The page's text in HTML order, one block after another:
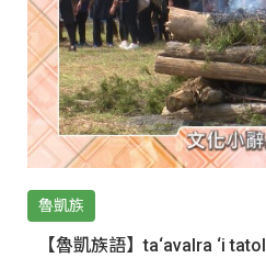
魯凱族
【魯凱族語】ta‘avalra ‘i